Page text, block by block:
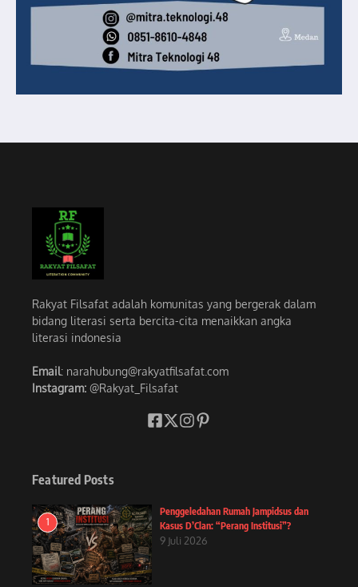
Rakyat Filsafat adalah komunitas yang bergerak dalam
bidang literasi serta bercita-cita menaikkan angka
literasi indonesia
Email: narahubung@rakyatfilsafat.com
Instagram: @Rakyat_Filsafat
Featured Posts
1
Penggeledahan Rumah Jampidsus dan
Kasus D’Clan: “Perang Institusi”?
9 Juli 2026